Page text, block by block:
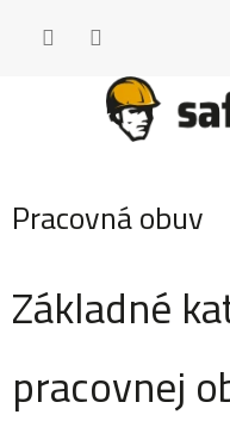
Pracovná obuv
Základné
pracovnej